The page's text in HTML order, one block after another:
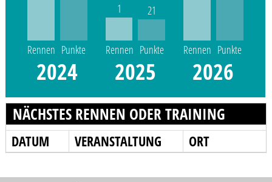
Rennen Punkte
2024
1
Rennen
21
Punkte
2025
Rennen Punkte
2026
NÄCHSTES RENNEN ODER TRAINING
DATUM VERANSTALTUNG ORT